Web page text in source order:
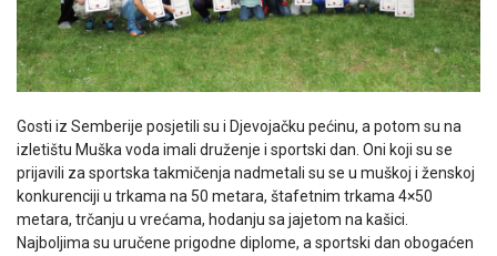
Gosti iz Semberije posjetili su i Djevojačku pećinu, a potom su na
izletištu Muška voda imali druženje i sportski dan. Oni koji su se
prijavili za sportska takmičenja nadmetali su se u muškoj i ženskoj
konkurenciji u trkama na 50 metara, štafetnim trkama 4×50
metara, trčanju u vrećama, hodanju sa jajetom na kašici.
Najboljima su uručene prigodne diplome, a sportski dan obogaćen